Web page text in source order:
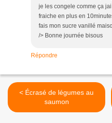
je les congele comme ça
fraiche en plus en
fais mon sucre vanillé
/> Bonne journée bisous
Répondre
< Écrasé de légumes au
saumon